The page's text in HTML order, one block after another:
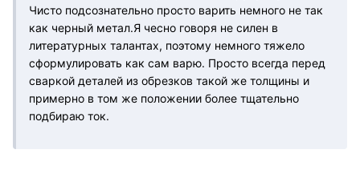
Чисто подсознательно просто варить немного не так
как черный метал.Я чесно говоря не силен в
литературных талантах, поэтому немного тяжело
сформулировать как сам варю. Просто всегда перед
сваркой деталей из обрезков такой же толщины и
примерно в том же положении более тщательно
подбираю ток.